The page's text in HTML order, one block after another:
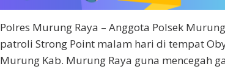
Polres Murung Raya – Anggota Polsek
patroli Strong Point malam hari di tempat
Murung Kab. Murung Raya guna mencegah